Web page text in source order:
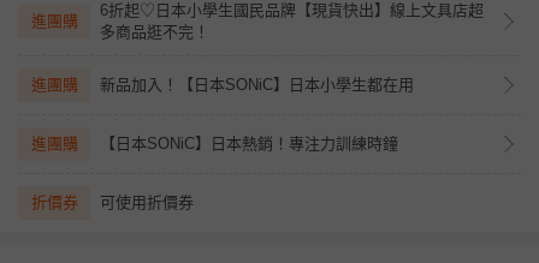
進團購
6折起♡日本小學生國民品牌【現貨快出】線上文具店超
多商品逛不完！
進團購 新品加入！【日本SONiC】日本小學生都在用
進團購 【日本SONiC】日本熱銷！專注力訓練時鐘
折價券 可使用折價券